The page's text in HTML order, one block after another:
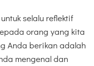
selalu reflektif
orang yang kita
Anda berikan adalah
mengenal dan